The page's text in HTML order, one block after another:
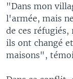
"Dans mon
l'armée, mais
de ces
ils ont changé
maisons",